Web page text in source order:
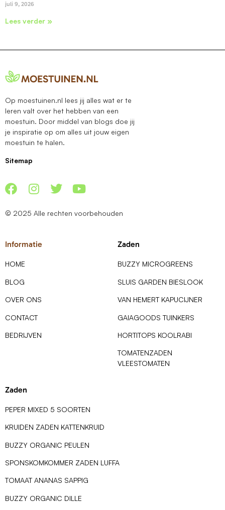
juli 9, 2026
Lees verder »
Op moestuinen.nl lees jij alles wat er te
leren valt over het hebben van een
moestuin. Door middel van blogs doe jij
je inspiratie op om alles uit jouw eigen
moestuin te halen.
Sitemap
© 2025 Alle rechten voorbehouden
Informatie
HOME
BLOG
OVER ONS
CONTACT
BEDRIJVEN
Zaden
BUZZY MICROGREENS
SLUIS GARDEN BIESLOOK
VAN HEMERT KAPUCIJNER
GAIAGOODS TUINKERS
HORTITOPS KOOLRABI
TOMATENZADEN
VLEESTOMATEN
Zaden
PEPER MIXED 5 SOORTEN
KRUIDEN ZADEN KATTENKRUID
BUZZY ORGANIC PEULEN
SPONSKOMKOMMER ZADEN LUFFA
TOMAAT ANANAS SAPPIG
BUZZY ORGANIC DILLE